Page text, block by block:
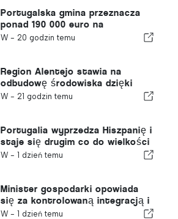
Portugalska gmina przeznacza
ponad 190 000 euro na
zaopatrzenie w wodę
W - 20 godzin temu
Region Alentejo stawia na
odbudowę środowiska dzięki
funduszom europejskim
W - 21 godzin temu
Portugalia wyprzedza Hiszpanię i
staje się drugim co do wielkości
producentem obuwia w Europie
W - 1 dzień temu
Minister gospodarki opowiada
się za kontrolowaną integracją i
gwarantuje imigrantom
W - 1 dzień temu